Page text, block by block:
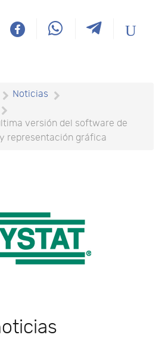
Noticias
versión del software de
representación gráfica